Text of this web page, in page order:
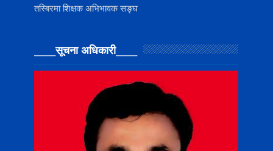
तस्बिरमा शिक्षक अभिभावक सङ्घ
_____सूचना अधिकारी_____